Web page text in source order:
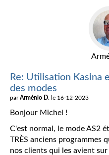
Re: Utilisation Kasina
des modes
parArménio D. le 16-12-2023
Bonjour Michel !
C'est normal, le mode AS2
TRÈS anciens programmes
nos clients qui les avient